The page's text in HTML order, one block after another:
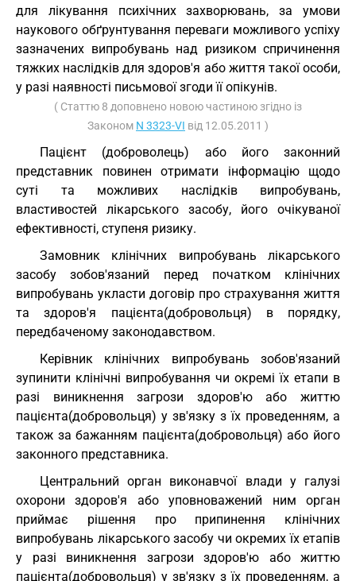
для лікування психічних захворювань, за умови
наукового обґрунтування переваги можливого успіху
зазначених випробувань над ризиком спричинення
тяжких наслідків для здоров'я або життя такої особи,
у разі наявності письмової згоди її опікунів.
( Статтю 8 доповнено новою частиною згідно із
Законом N 3323-VI від 12.05.2011 )
Пацієнт (доброволець) або його законний
представник повинен отримати інформацію щодо
суті та можливих наслідків випробувань,
властивостей лікарського засобу, його очікуваної
ефективності, ступеня ризику.
Замовник клінічних випробувань лікарського
засобу зобов'язаний перед початком клінічних
випробувань укласти договір про страхування життя
та здоров'я пацієнта(добровольця) в порядку,
передбаченому законодавством.
Керівник клінічних випробувань зобов'язаний
зупинити клінічні випробування чи окремі їх етапи в
разі виникнення загрози здоров'ю або життю
пацієнта(добровольця) у зв'язку з їх проведенням, а
також за бажанням пацієнта(добровольця) або його
законного представника.
Центральний орган виконавчої влади у галузі
охорони здоров'я або уповноважений ним орган
приймає рішення про припинення клінічних
випробувань лікарського засобу чи окремих їх етапів
у разі виникнення загрози здоров'ю або життю
пацієнта(добровольця) у зв'язку з їх проведенням, а